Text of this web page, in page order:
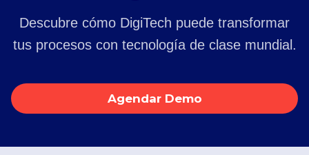
Descubre cómo DigiTech puede transformar
tus procesos con tecnología de clase mundial.
Agendar Demo